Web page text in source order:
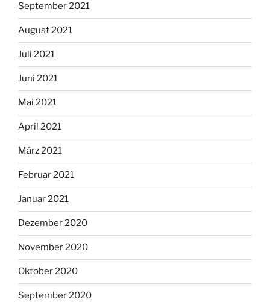
September 2021
August 2021
Juli 2021
Juni 2021
Mai 2021
April 2021
März 2021
Februar 2021
Januar 2021
Dezember 2020
November 2020
Oktober 2020
September 2020